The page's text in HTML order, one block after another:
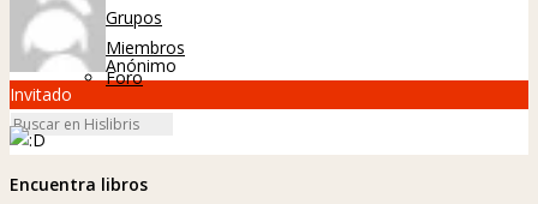
Grupos
Miembros
Foro
Anónimo
Invitado
Encuentra libros